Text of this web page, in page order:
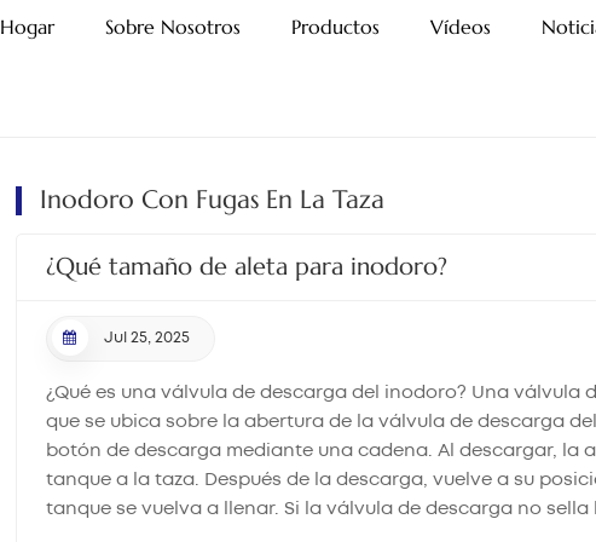
Hogar Sobre Nosotros Productos Vídeos
Inodoro Con Fugas En La Taza
¿Qué tamaño de aleta para inodoro?
Jul 25, 2025
¿Qué es una válvula de descarga del inodoro? Una
que se ubica sobre la abertura de la válvula de descarga
botón de descarga mediante una cadena. Al descargar, la
tanque a la taza. Después de la descarga, vuelve a su
tanque se vuelva a llenar. Si la válvula de descarga no